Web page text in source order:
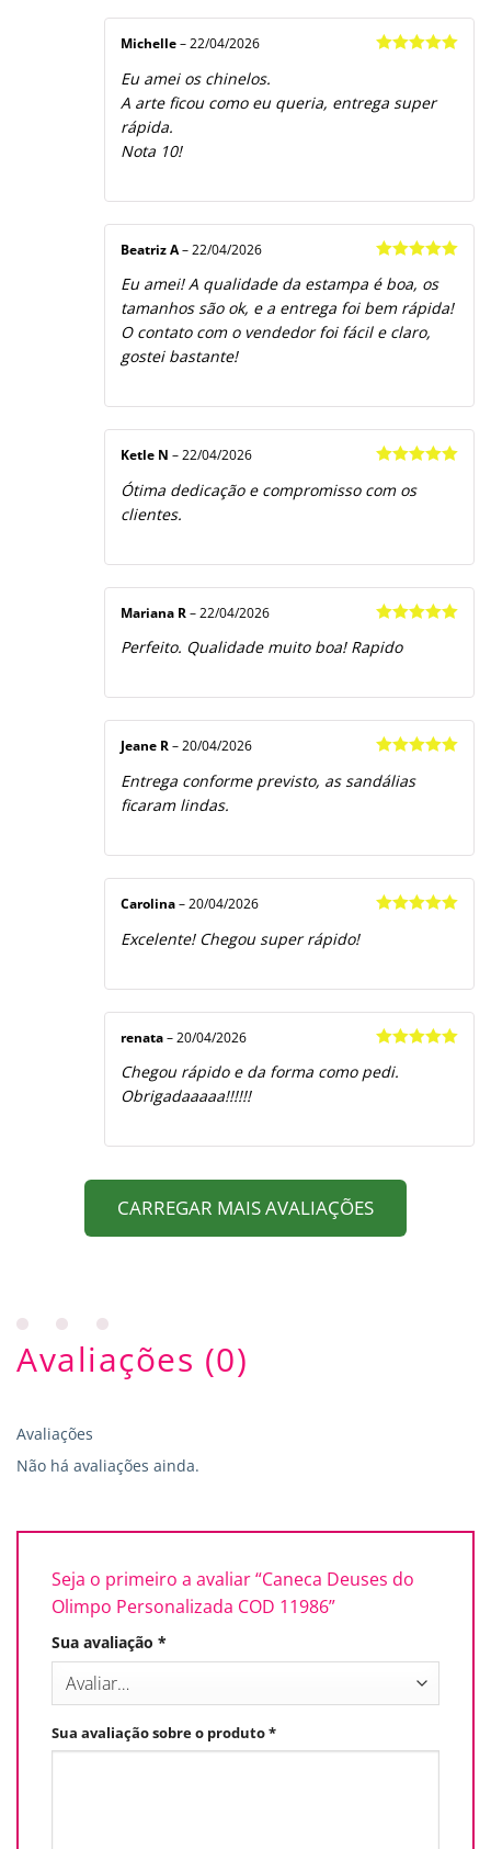
Michelle – 22/04/2026
Eu amei os chinelos.
A arte ficou como eu queria, entrega super
rápida.
Nota 10!
de 5
Beatriz A – 22/04/2026
Eu amei! A qualidade da estampa é boa, os
tamanhos são ok, e a entrega foi bem rápida!
O contato com o vendedor foi fácil e claro,
gostei bastante!
de 5
Ketle N – 22/04/2026
Ótima dedicação e compromisso com os
clientes.
de 5
Mariana R – 22/04/2026
Perfeito. Qualidade muito boa! Rapido
de 5
Jeane R – 20/04/2026
Entrega conforme previsto, as sandálias
ficaram lindas.
Carolina – 20/04/2026
Excelente! Chegou super rápido!
de 5
renata – 20/04/2026
Chegou rápido e da forma como pedi.
Obrigadaaaaa!!!!!!
CARREGAR MAIS AVALIAÇÕES
Avaliações (0)
Avaliações
Não há avaliações ainda.
Seja o primeiro a avaliar “Caneca Deuses do
Olimpo Personalizada COD 11986”
Sua avaliação *
Sua avaliação sobre o produto*